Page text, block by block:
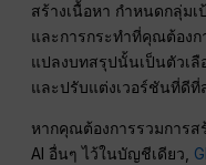
สร้างเนื้อหา กำหนดกลุ่ม
และการกระทำที่คุณต้องก
แปลงบทสรุปนั้นเป็นตัวเ
และปรับแต่งเวอร์ชันที่ดี
หากคุณต้องการรวมการส
AI อื่นๆ ไว้ในบัญชีเดียว,